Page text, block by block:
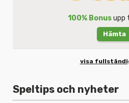
100% Bonusupp
Hämta
visa
Speltips och nyheter